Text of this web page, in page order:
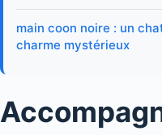
main coon noire : un
charme mystérieux